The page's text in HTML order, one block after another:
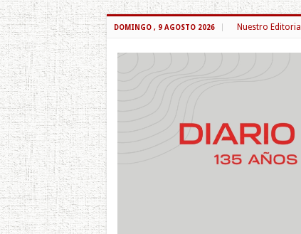
DOMINGO , 9 AGOSTO 2026 Nuestro Editorial